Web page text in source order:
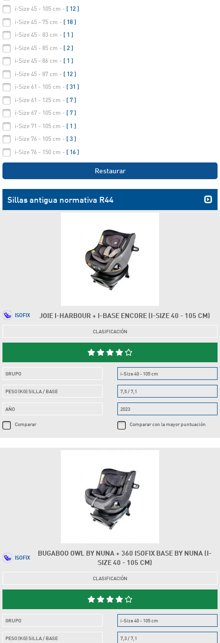
i-Size 45 - 105 cm - [ 12 ]
i-Size 45 - 75 cm - [ 18 ]
i-Size 45 - 83 cm - [ 1 ]
i-Size 45 - 85 cm - [ 2 ]
i-Size 45 - 86 cm - [ 1 ]
i-Size 45 - 87 cm - [ 12 ]
i-Size 61 - 105 cm - [ 31 ]
i-Size 61 - 125 cm - [ 7 ]
i-Size 67 - 105 cm - [ 7 ]
i-Size 71 - 105 cm - [ 1 ]
i-Size 76 - 105 cm - [ 3 ]
i-Size 76 - 150 cm - [ 16 ]
Restaurar
Sillas antigua normativa R44
JOIE I-HARBOUR + I-BASE ENCORE (I-SIZE 40 - 105 CM)
ISOFIX
CLASIFICACIÓN
GRUPO
PESO (KG) SILLA / BASE
AÑO
Comparar
i-Size 40 - 105 cm
7,5 / 7,1
2023
Comparar con la mayor puntuación
BUGABOO OWL BY NUNA + 360 ISOFIX BASE BY NUNA (I-
SIZE 40 - 105 CM)
ISOFIX
CLASIFICACIÓN
GRUPO
PESO (KG) SILLA / BASE
i-Size 40 - 105 cm
7,3 / 7,1